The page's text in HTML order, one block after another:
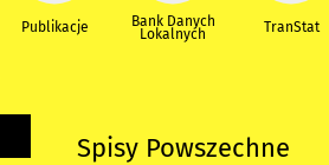
Publikacje Bank Danych
Lokalnych TranStat
Spisy Powszechne